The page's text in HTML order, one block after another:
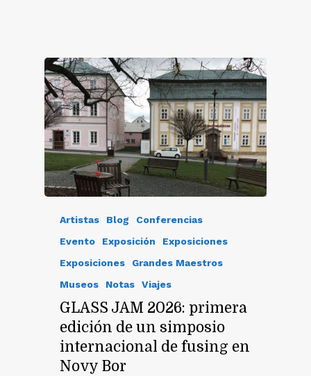
Artistas Blog
Conferencias
Evento
Exposición
Exposiciones
Exposiciones
Grandes Maestros
Museos
Notas Viajes
GLASS JAM 2026: primera
edición de un simposio
internacional de fusing en
Novy Bor